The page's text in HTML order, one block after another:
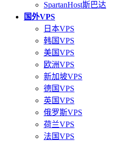
SpartanHost斯巴达
国外VPS
日本VPS
韩国VPS
美国VPS
欧洲VPS
新加坡VPS
德国VPS
英国VPS
俄罗斯VPS
荷兰VPS
法国VPS